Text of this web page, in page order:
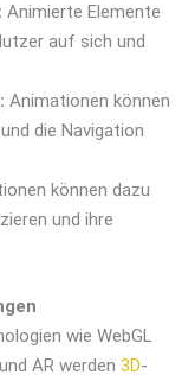
Animierte Elemente
auf sich und
Animationen können
die Navigation
können dazu
und ihre
wie WebGL
AR werden 3D-